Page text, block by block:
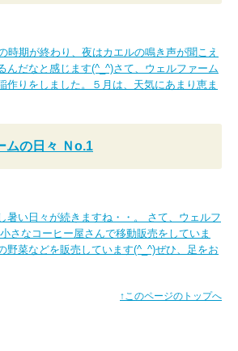
時期が終わり、夜はカエルの鳴き声が聞こえ
んだなと感じます(^_^)さて、ウェルファーム
作りをしました。５月は、天気にあまり恵ま
ムの日々 Ｎo.1
暑い日々が続きますね・・。 さて、ウェルフ
さなコーヒー屋さんで移動販売をしていま
野菜などを販売しています(^_^)ぜひ、足をお
↑このページのトップへ